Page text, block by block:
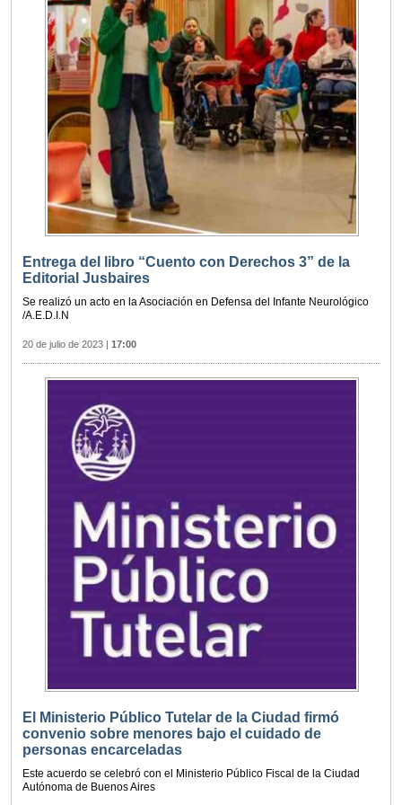
Entrega del libro “Cuento con Derechos 3” de la
Editorial Jusbaires
Se realizó un acto en la Asociación en Defensa del Infante Neurológico
/A.E.D.I.N
20 de julio de 2023 | 17:00
El Ministerio Público Tutelar de la Ciudad firmó
convenio sobre menores bajo el cuidado de
personas encarceladas
Este acuerdo se celebró con el Ministerio Público Fiscal de la Ciudad
Autónoma de Buenos Aires